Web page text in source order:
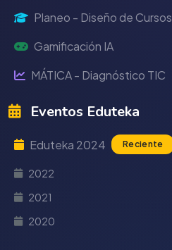
Planeo - Diseño de Cursos
Gamificación IA
MÁTICA - Diagnóstico TIC
Eventos Eduteka
Eduteka 2024 Reciente
2022
2021
2020